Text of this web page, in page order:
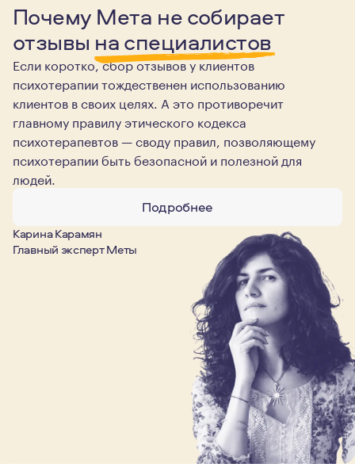
Почему Мета не собирает
отзывы на специалистов
Если коротко, сбор отзывов у клиентов
психотерапии тождественен использованию
клиентов в своих целях. А это противоречит
главному правилу этического кодекса
психотерапевтов — своду правил, позволяющему
психотерапии быть безопасной и полезной для
людей.
Подробнее
Карина Карамян
Главный эксперт Меты